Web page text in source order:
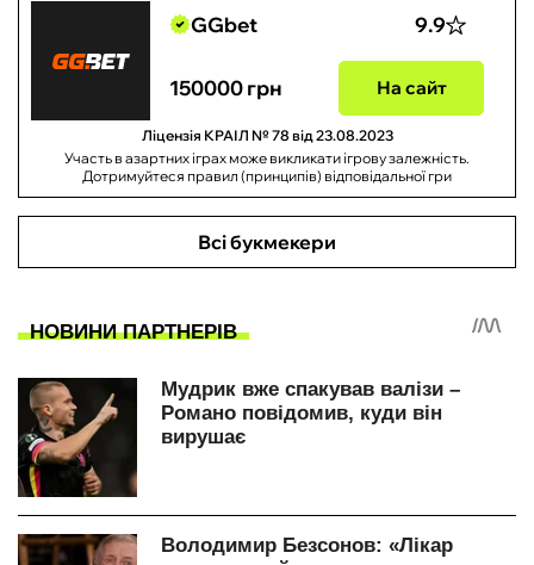
GGbet 9.9
150000 грн На сайт
Ліцензія КРАІЛ № 78 від 23.08.2023
Участь в азартних іграх може викликати ігрову залежність.
Дотримуйтеся правил (принципів) відповідальної гри
Всі букмекери